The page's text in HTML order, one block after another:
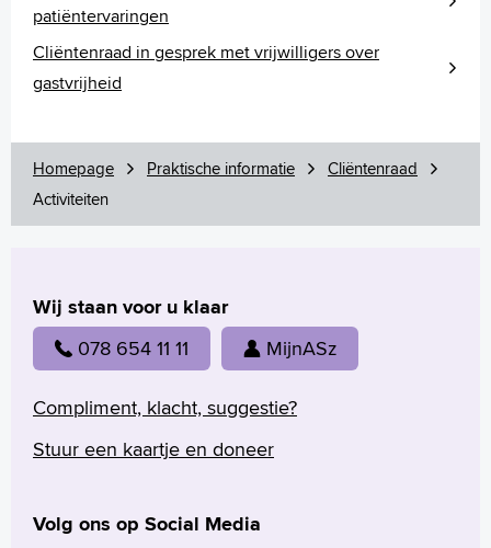
Zorgkosten en verzekeringen
Homepage
Specialismen
Contact
MijnASz
Wetenschappelijk onderzoek
patiëntervaringen
Cliëntenraad in gesprek met vrijwilligers over
gastvrijheid
Homepage Praktische informatie
Cliëntenraad
Activiteiten
Wij staan voor u klaar
078 654 11 11 MijnASz
Compliment, klacht, suggestie?
Stuur een kaartje en doneer
Volg ons op Social Media